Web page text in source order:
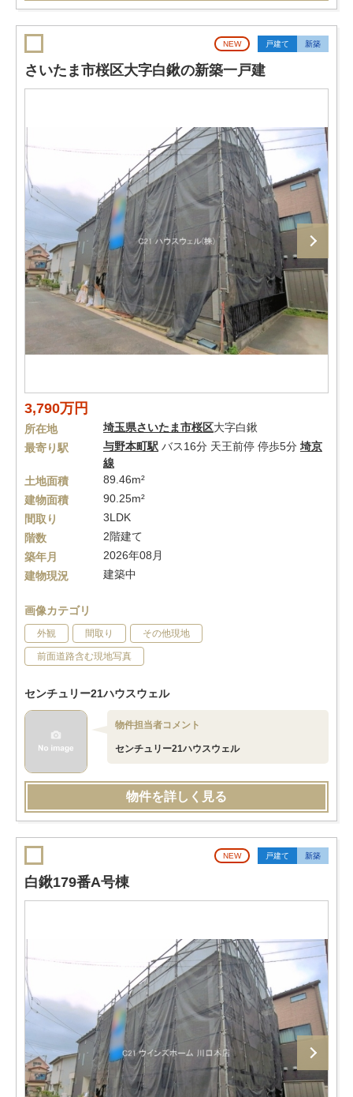
NEW 戸建て 新築
さいたま市桜区大字白鍬の新築一戸建
3,790万円
所在地 埼玉県さいたま市桜区大字白鍬
最寄り駅
与野本町駅 バス16分 天王前停 停歩5分 埼京
線
土地面積
89.46m²
建物面積
90.25m²
間取り
3LDK
階数
2階建て
築年月
2026年08月
建物現況
建築中
画像カテゴリ
外観 間取り その他現地
前面道路含む現地写真
センチュリー21ハウスウェル
物件担当者コメント
センチュリー21ハウスウェル
物件を詳しく見る
NEW 戸建て 新築
白鍬179番A号棟